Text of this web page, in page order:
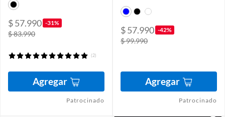
$ 57.990 -31%
$ 83.990
(2)
Agregar
Patrocinado
$ 57.990 -42%
$ 99.990
Agregar
Patrocinado